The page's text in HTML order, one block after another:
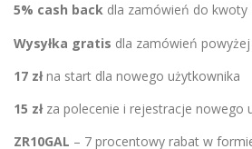
5% cash back dla zamówień do kwoty
Wysyłka gratis dla zamówień powyżej
17 złna start dla nowego użytkownika
15 złza polecenie i rejestracje nowego
ZR10GAL – 7 procentowy rabat w